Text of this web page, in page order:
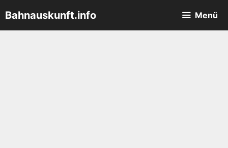
Inhalt
springen
Bahnauskunft.info Menü